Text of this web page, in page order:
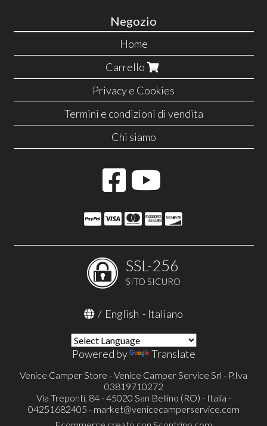
Negozio
Home
Carrello
Privacy e Cookies
Termini e condizioni di vendita
Chi siamo
SSL-256
SITO SICURO
/ English - Italiano
Powered by Translate
Venice Camper Store - Venice Camper Service Srl - P.Iva
03819710272
Via Treponti, 84 - 45020 San Bellino (RO) - Italia -
04251682405 - market@venicecamperservice.com